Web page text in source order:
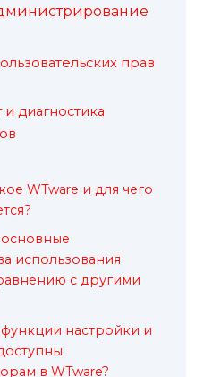
прав
диагностика
WTware и для чего
основные
использования
с другими
настройки и
в WTware?